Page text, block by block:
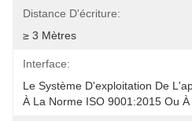
Distance D'écriture:
≥ 3 Mètres
Interface:
Le Système D'exploitation De
À La Norme ISO 9001:2015 Ou